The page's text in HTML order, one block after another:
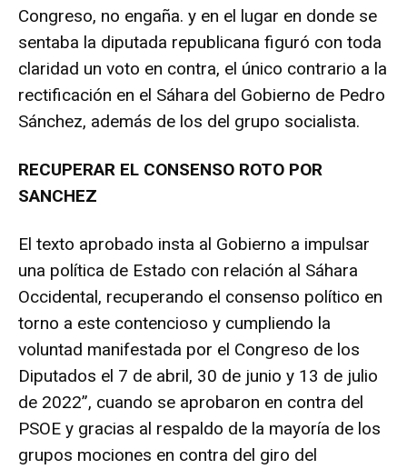
Congreso, no engaña. y en el lugar en donde se
sentaba la diputada republicana figuró con toda
claridad un voto en contra, el único contrario a la
rectificación en el Sáhara del Gobierno de Pedro
Sánchez, además de los del grupo socialista.
RECUPERAR EL CONSENSO ROTO POR
SANCHEZ
El texto aprobado insta al Gobierno a impulsar
una política de Estado con relación al Sáhara
Occidental, recuperando el consenso político en
torno a este contencioso y cumpliendo la
voluntad manifestada por el Congreso de los
Diputados el 7 de abril, 30 de junio y 13 de julio
de 2022”, cuando se aprobaron en contra del
PSOE y gracias al respaldo de la mayoría de los
grupos mociones en contra del giro del